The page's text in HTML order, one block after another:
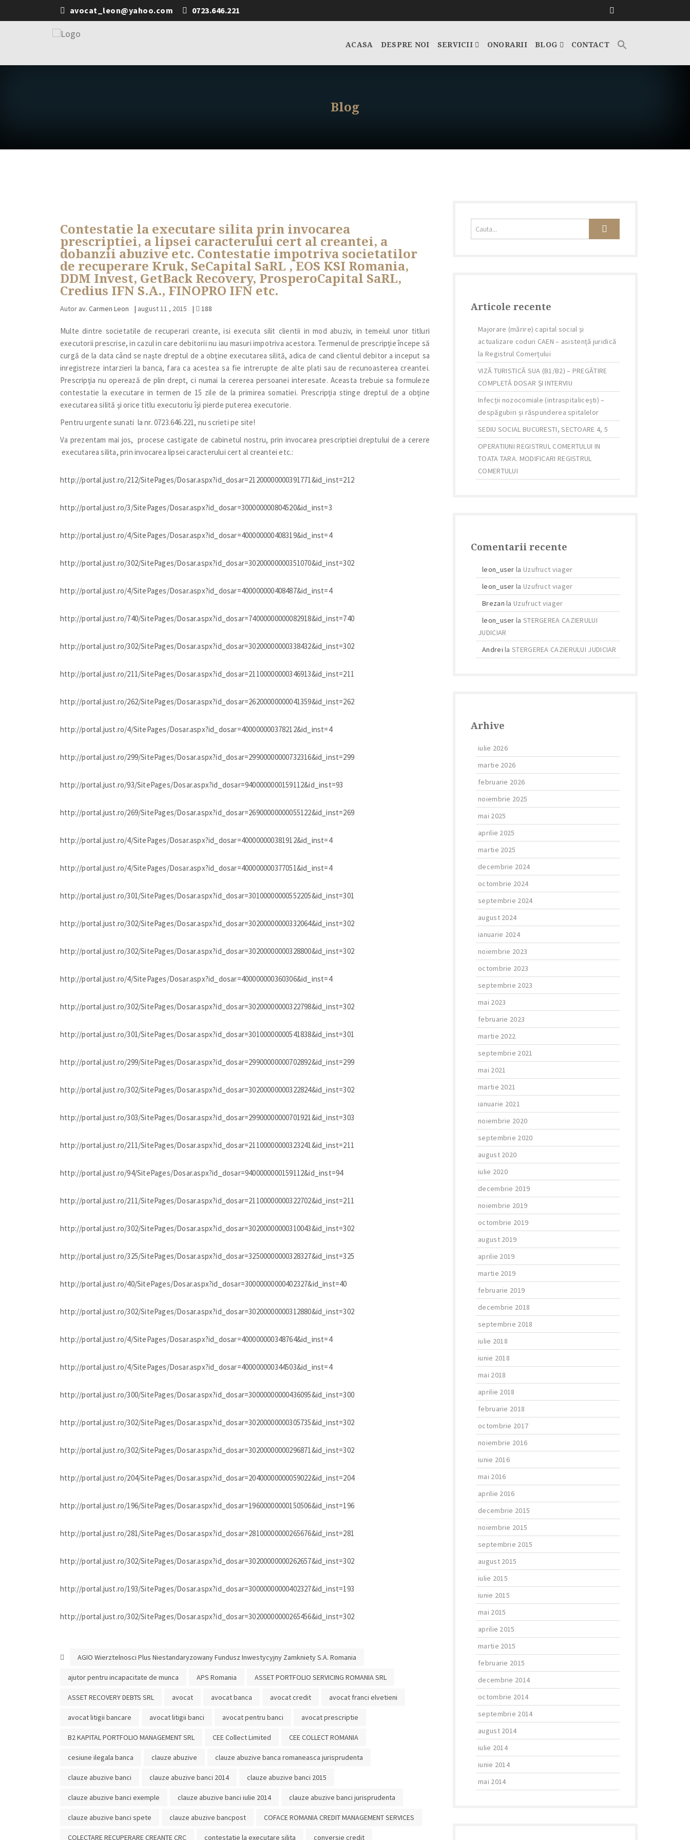
avocat_leon@yahoo.com 0723.646.221
ACASA DESPRE NOI SERVICII ONORARII BLOG CONTACT
Blog
Contestatie la executare silita prin invocarea
prescriptiei, a lipsei caracterului cert al creantei, a
dobanzii abuzive etc. Contestatie impotriva societatilor
de recuperare Kruk, SeCapital SaRL , EOS KSI Romania,
DDM Invest, GetBack Recovery, ProsperoCapital SaRL,
Credius IFN S.A., FINOPRO IFN etc.
Autor av. Carmen Leon | august 11 , 2015 | 188
Multe dintre societatile de recuperari creante, isi executa silit clientii in mod abuziv, in temeiul unor titluri
executorii prescrise, in cazul in care debitorii nu iau masuri impotriva acestora. Termenul de prescripţie începe să
curgă de la data când se naşte dreptul de a obţine executarea silită, adica de cand clientul debitor a inceput sa
inregistreze intarzieri la banca, fara ca acestea sa fie intrerupte de alte plati sau de recunoasterea creantei.
Prescripţia nu operează de plin drept, ci numai la cererea persoanei interesate. Aceasta trebuie sa formuleze
contestatie la executare in termen de 15 zile de la primirea somatiei. Prescripţia stinge dreptul de a obţine
executarea silită şi orice titlu executoriu îşi pierde puterea executorie.
Pentru urgente sunati la nr. 0723.646.221, nu scrieti pe site!
Va prezentam mai jos, procese castigate de cabinetul nostru, prin invocarea prescriptiei dreptului de a cerere
executarea silita, prin invocarea lipsei caracterului cert al creantei etc.:
http://portal.just.ro/212/SitePages/Dosar.aspx?id_dosar=21200000000391771&id_inst=212
http://portal.just.ro/3/SitePages/Dosar.aspx?id_dosar=300000000804520&id_inst=3
http://portal.just.ro/4/SitePages/Dosar.aspx?id_dosar=400000000408319&id_inst=4
http://portal.just.ro/302/SitePages/Dosar.aspx?id_dosar=30200000000351070&id_inst=302
http://portal.just.ro/4/SitePages/Dosar.aspx?id_dosar=400000000408487&id_inst=4
http://portal.just.ro/740/SitePages/Dosar.aspx?id_dosar=74000000000082918&id_inst=740
http://portal.just.ro/302/SitePages/Dosar.aspx?id_dosar=30200000000338432&id_inst=302
http://portal.just.ro/211/SitePages/Dosar.aspx?id_dosar=21100000000346913&id_inst=211
http://portal.just.ro/262/SitePages/Dosar.aspx?id_dosar=26200000000041359&id_inst=262
http://portal.just.ro/4/SitePages/Dosar.aspx?id_dosar=400000000378212&id_inst=4
http://portal.just.ro/299/SitePages/Dosar.aspx?id_dosar=29900000000732316&id_inst=299
http://portal.just.ro/93/SitePages/Dosar.aspx?id_dosar=9400000000159112&id_inst=93
http://portal.just.ro/269/SitePages/Dosar.aspx?id_dosar=26900000000055122&id_inst=269
http://portal.just.ro/4/SitePages/Dosar.aspx?id_dosar=400000000381912&id_inst=4
http://portal.just.ro/4/SitePages/Dosar.aspx?id_dosar=400000000377051&id_inst=4
http://portal.just.ro/301/SitePages/Dosar.aspx?id_dosar=30100000000552205&id_inst=301
http://portal.just.ro/302/SitePages/Dosar.aspx?id_dosar=30200000000332064&id_inst=302
http://portal.just.ro/302/SitePages/Dosar.aspx?id_dosar=30200000000328800&id_inst=302
http://portal.just.ro/4/SitePages/Dosar.aspx?id_dosar=400000000360306&id_inst=4
http://portal.just.ro/302/SitePages/Dosar.aspx?id_dosar=30200000000322798&id_inst=302
http://portal.just.ro/301/SitePages/Dosar.aspx?id_dosar=30100000000541838&id_inst=301
http://portal.just.ro/299/SitePages/Dosar.aspx?id_dosar=29900000000702892&id_inst=299
http://portal.just.ro/302/SitePages/Dosar.aspx?id_dosar=30200000000322824&id_inst=302
http://portal.just.ro/303/SitePages/Dosar.aspx?id_dosar=29900000000701921&id_inst=303
http://portal.just.ro/211/SitePages/Dosar.aspx?id_dosar=21100000000323241&id_inst=211
http://portal.just.ro/94/SitePages/Dosar.aspx?id_dosar=9400000000159112&id_inst=94
http://portal.just.ro/211/SitePages/Dosar.aspx?id_dosar=21100000000322702&id_inst=211
http://portal.just.ro/302/SitePages/Dosar.aspx?id_dosar=30200000000310043&id_inst=302
http://portal.just.ro/325/SitePages/Dosar.aspx?id_dosar=32500000000328327&id_inst=325
http://portal.just.ro/40/SitePages/Dosar.aspx?id_dosar=30000000000402327&id_inst=40
http://portal.just.ro/302/SitePages/Dosar.aspx?id_dosar=30200000000312880&id_inst=302
http://portal.just.ro/4/SitePages/Dosar.aspx?id_dosar=400000000348764&id_inst=4
http://portal.just.ro/4/SitePages/Dosar.aspx?id_dosar=400000000344503&id_inst=4
http://portal.just.ro/300/SitePages/Dosar.aspx?id_dosar=30000000000436095&id_inst=300
http://portal.just.ro/302/SitePages/Dosar.aspx?id_dosar=30200000000305735&id_inst=302
http://portal.just.ro/302/SitePages/Dosar.aspx?id_dosar=30200000000296871&id_inst=302
http://portal.just.ro/204/SitePages/Dosar.aspx?id_dosar=20400000000059022&id_inst=204
http://portal.just.ro/196/SitePages/Dosar.aspx?id_dosar=19600000000150506&id_inst=196
http://portal.just.ro/281/SitePages/Dosar.aspx?id_dosar=28100000000265676&id_inst=281
http://portal.just.ro/302/SitePages/Dosar.aspx?id_dosar=30200000000262657&id_inst=302
http://portal.just.ro/193/SitePages/Dosar.aspx?id_dosar=30000000000402327&id_inst=193
http://portal.just.ro/302/SitePages/Dosar.aspx?id_dosar=30200000000265456&id_inst=302
AGIO Wierztelnosci Plus Niestandaryzowany Fundusz Inwestycyjny Zamkniety S.A. Romania
ajutor pentru incapacitate de munca APS Romania ASSET PORTFOLIO SERVICING ROMANIA SRL
ASSET RECOVERY DEBTS SRL avocat avocat banca avocat credit avocat franci elvetieni
avocat litigii bancare avocat litigii banci avocat pentru banci avocat prescriptie
B2 KAPITAL PORTFOLIO MANAGEMENT SRL CEE Collect Limited CEE COLLECT ROMANIA
cesiune ilegala banca clauze abuzive clauze abuzive banca romaneasca jurisprudenta
clauze abuzive banci clauze abuzive banci 2014 clauze abuzive banci 2015
clauze abuzive banci exemple clauze abuzive banci iulie 2014 clauze abuzive banci jurisprudenta
clauze abuzive banci spete clauze abuzive bancpost COFACE ROMANIA CREDIT MANAGEMENT SERVICES
COLECTARE RECUPERARE CREANTE CRC contestatie la executare silita conversie credit
Articole recente
Majorare (mărire) capital social și
actualizare coduri CAEN – asistență juridică
la Registrul Comerțului
VIZĂ TURISTICĂ SUA (B1/B2) – PREGĂTIRE
COMPLETĂ DOSAR ȘI INTERVIU
Infecții nozocomiale (intraspitalicești) –
despăgubiri și răspunderea spitalelor
SEDIU SOCIAL BUCURESTI, SECTOARE 4, 5
OPERATIUNI REGISTRUL COMERTULUI IN
TOATA TARA. MODIFICARI REGISTRUL
COMERTULUI
Comentarii recente
leon_user la Uzufruct viager
leon_user la Uzufruct viager
Brezan la Uzufruct viager
leon_user la STERGEREA CAZIERULUI
JUDICIAR
Andrei laSTERGEREA CAZIERULUI JUDICIAR
Arhive
iulie 2026
martie 2026
februarie 2026
noiembrie 2025
mai 2025
aprilie 2025
martie 2025
decembrie 2024
octombrie 2024
septembrie 2024
august 2024
ianuarie 2024
noiembrie 2023
octombrie 2023
septembrie 2023
mai 2023
februarie 2023
martie 2022
septembrie 2021
mai 2021
martie 2021
ianuarie 2021
noiembrie 2020
septembrie 2020
august 2020
iulie 2020
decembrie 2019
noiembrie 2019
octombrie 2019
august 2019
aprilie 2019
martie 2019
februarie 2019
decembrie 2018
septembrie 2018
iulie 2018
iunie 2018
mai 2018
aprilie 2018
februarie 2018
octombrie 2017
noiembrie 2016
iunie 2016
mai 2016
aprilie 2016
decembrie 2015
noiembrie 2015
septembrie 2015
august 2015
iulie 2015
iunie 2015
mai 2015
aprilie 2015
martie 2015
februarie 2015
decembrie 2014
octombrie 2014
septembrie 2014
august 2014
iulie 2014
iunie 2014
mai 2014